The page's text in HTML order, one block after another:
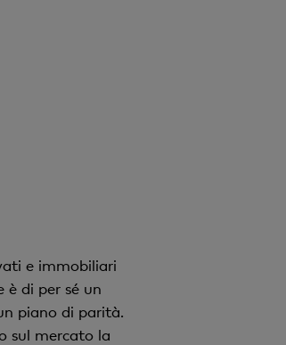
e immobiliari
è di per sé un
piano di parità.
sul mercato la